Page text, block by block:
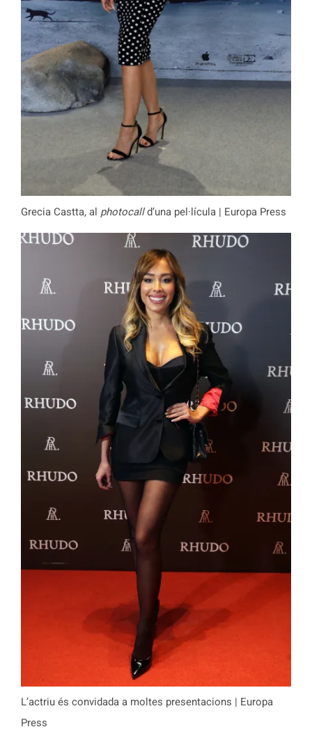
Grecia Castta, al photocalld’una pel·lícula | Europa Press
L’actriu és convidada a moltes presentacions | Europa
Press